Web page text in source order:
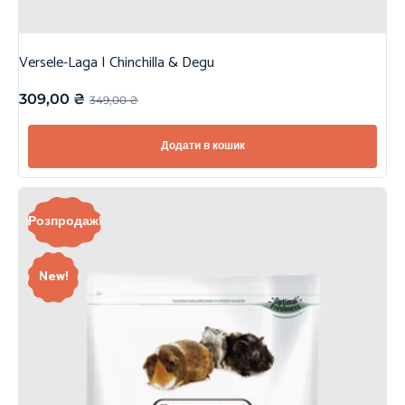
Versele-Laga | Chinchilla & Degu
349,00₴
309,00 ₴
Додати в кошик
New!
Розпродаж!